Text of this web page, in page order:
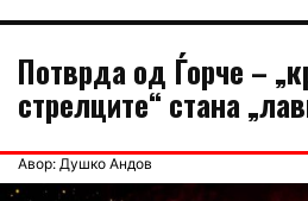
Потврда од Ѓорче –
стрелците“ стана
Авор: Душко Андов